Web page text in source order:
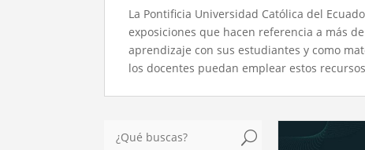
La Pontificia Universidad Católica del
exposiciones que hacen referencia a más
aprendizaje con sus estudiantes y como
los docentes puedan emplear estos
U